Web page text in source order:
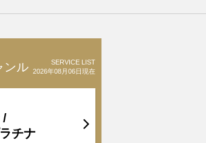
ンル
SERVICE LIST
2026年08月06日現在
/
チナ